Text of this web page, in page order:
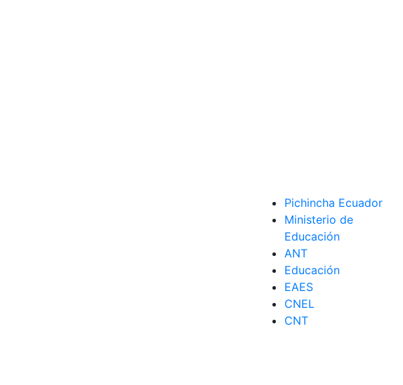
Pichincha Ecuador
Ministerio de
Educación
ANT
Educación
EAES
CNEL
CNT